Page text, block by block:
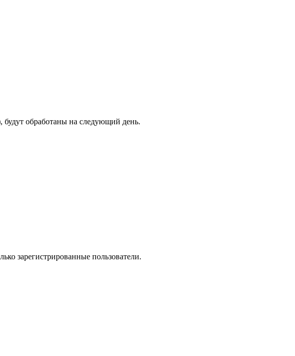
будут обработаны на следующий день.
зарегистрированные пользователи.